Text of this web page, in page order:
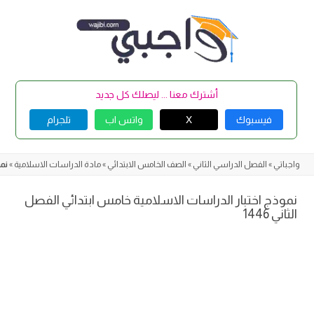
أشترك معنا ... ليصلك كل جديد
فيسبوك X واتس اب تلجرام
واجباتي » الفصل الدراسي الثاني » الصف الخامس الابتدائي »مادة الدراسات الاسلامية »
نموذج اختبار الدراسات الاسلامية خامس ابتدائي الفصل
الثاني 1446